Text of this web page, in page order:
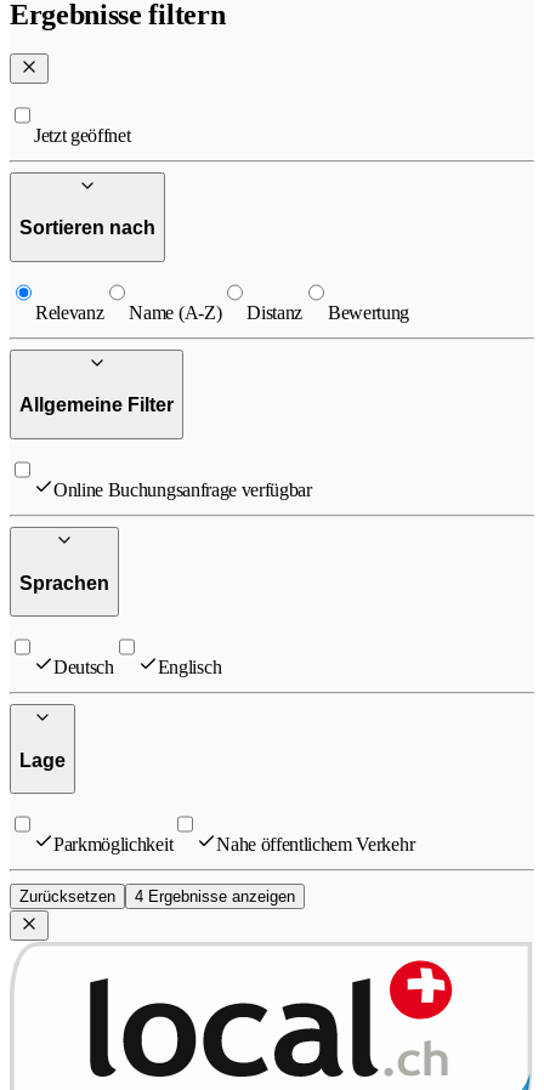
Ergebnisse filtern
Jetzt geöffnet
Sortieren nach
Relevanz Name (A-Z) Distanz Bewertung
Allgemeine Filter
Online Buchungsanfrage verfügbar
Sprachen
Deutsch Englisch
Lage
Parkmöglichkeit Nahe öffentlichem Verkehr
Zurücksetzen 4 Ergebnisse anzeigen